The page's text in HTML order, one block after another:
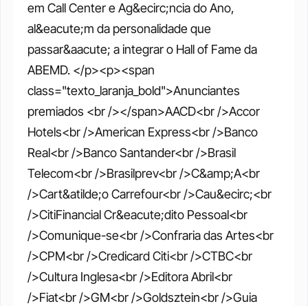
em Call Center e Ag&ecirc;ncia do Ano,
al&eacute;m da personalidade que
passar&aacute; a integrar o Hall of Fame da
ABEMD. </p><p><span
class="texto_laranja_bold">Anunciantes
premiados <br /></span>AACD<br />Accor
Hotels<br />American Express<br />Banco
Real<br />Banco Santander<br />Brasil
Telecom<br />Brasilprev<br />C&amp;A<br
/>Cart&atilde;o Carrefour<br />Cau&ecirc;<br
/>CitiFinancial Cr&eacute;dito Pessoal<br
/>Comunique-se<br />Confraria das Artes<br
/>CPM<br />Credicard Citi<br />CTBC<br
/>Cultura Inglesa<br />Editora Abril<br
/>Fiat<br />GM<br />Goldsztein<br />Guia